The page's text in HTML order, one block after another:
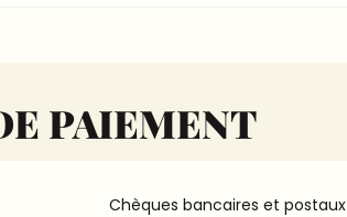
PAIEMENT
Chèques bancaires et postaux